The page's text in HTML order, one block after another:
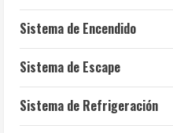
Sistema de Encendido
Sistema de Escape
Sistema de Refrigeración